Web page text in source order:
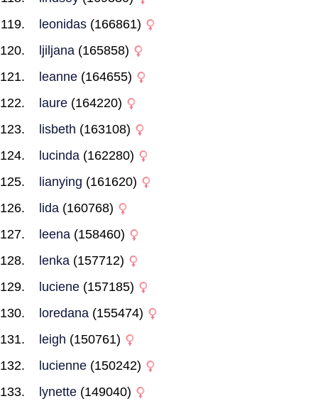
leonidas (166861)
ljiljana (165858)
leanne (164655)
laure (164220)
lisbeth (163108)
lucinda (162280)
lianying (161620)
lida (160768)
leena (158460)
lenka (157712)
luciene (157185)
loredana (155474)
leigh (150761)
lucienne (150242)
lynette (149040)